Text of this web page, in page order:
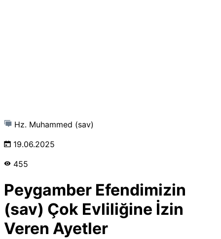
Hz. Muhammed (sav)
19.06.2025
455
Peygamber Efendimizin
(sav) Çok Evliliğine İzin
Veren Ayetler